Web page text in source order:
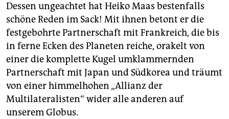
Dessen ungeachtet hat Heiko Maas bestenfalls
schöne Reden im Sack! Mit ihnen betont er die
festgebohrte Partnerschaft mit Frankreich, die bis
in ferne Ecken des Planeten reiche, orakelt von
einer die komplette Kugel umklammernden
Partnerschaft mit Japan und Südkorea und träumt
von einer himmelhohen „Allianz der
Multilateralisten“ wider alle anderen auf
unserem Globus.